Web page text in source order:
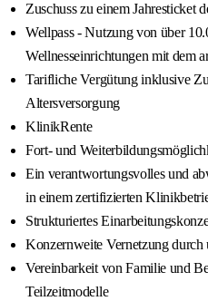
Zuschuss zu einem Jahresticket
Wellpass - Nutzung von über
Wellnesseinrichtungen mit dem
Tarifliche Vergütung inklusive
Altersversorgung
KlinikRente
Fort- und
Ein verantwortungsvolles und
in einem zertifizierten
Strukturiertes
Konzernweite Vernetzung
Vereinbarkeit von Familie und
Teilzeitmodelle